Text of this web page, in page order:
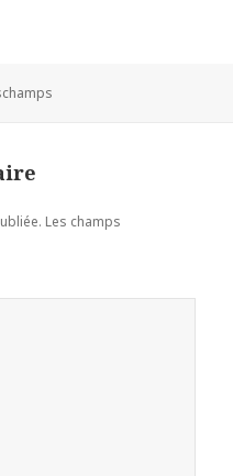
Les champs